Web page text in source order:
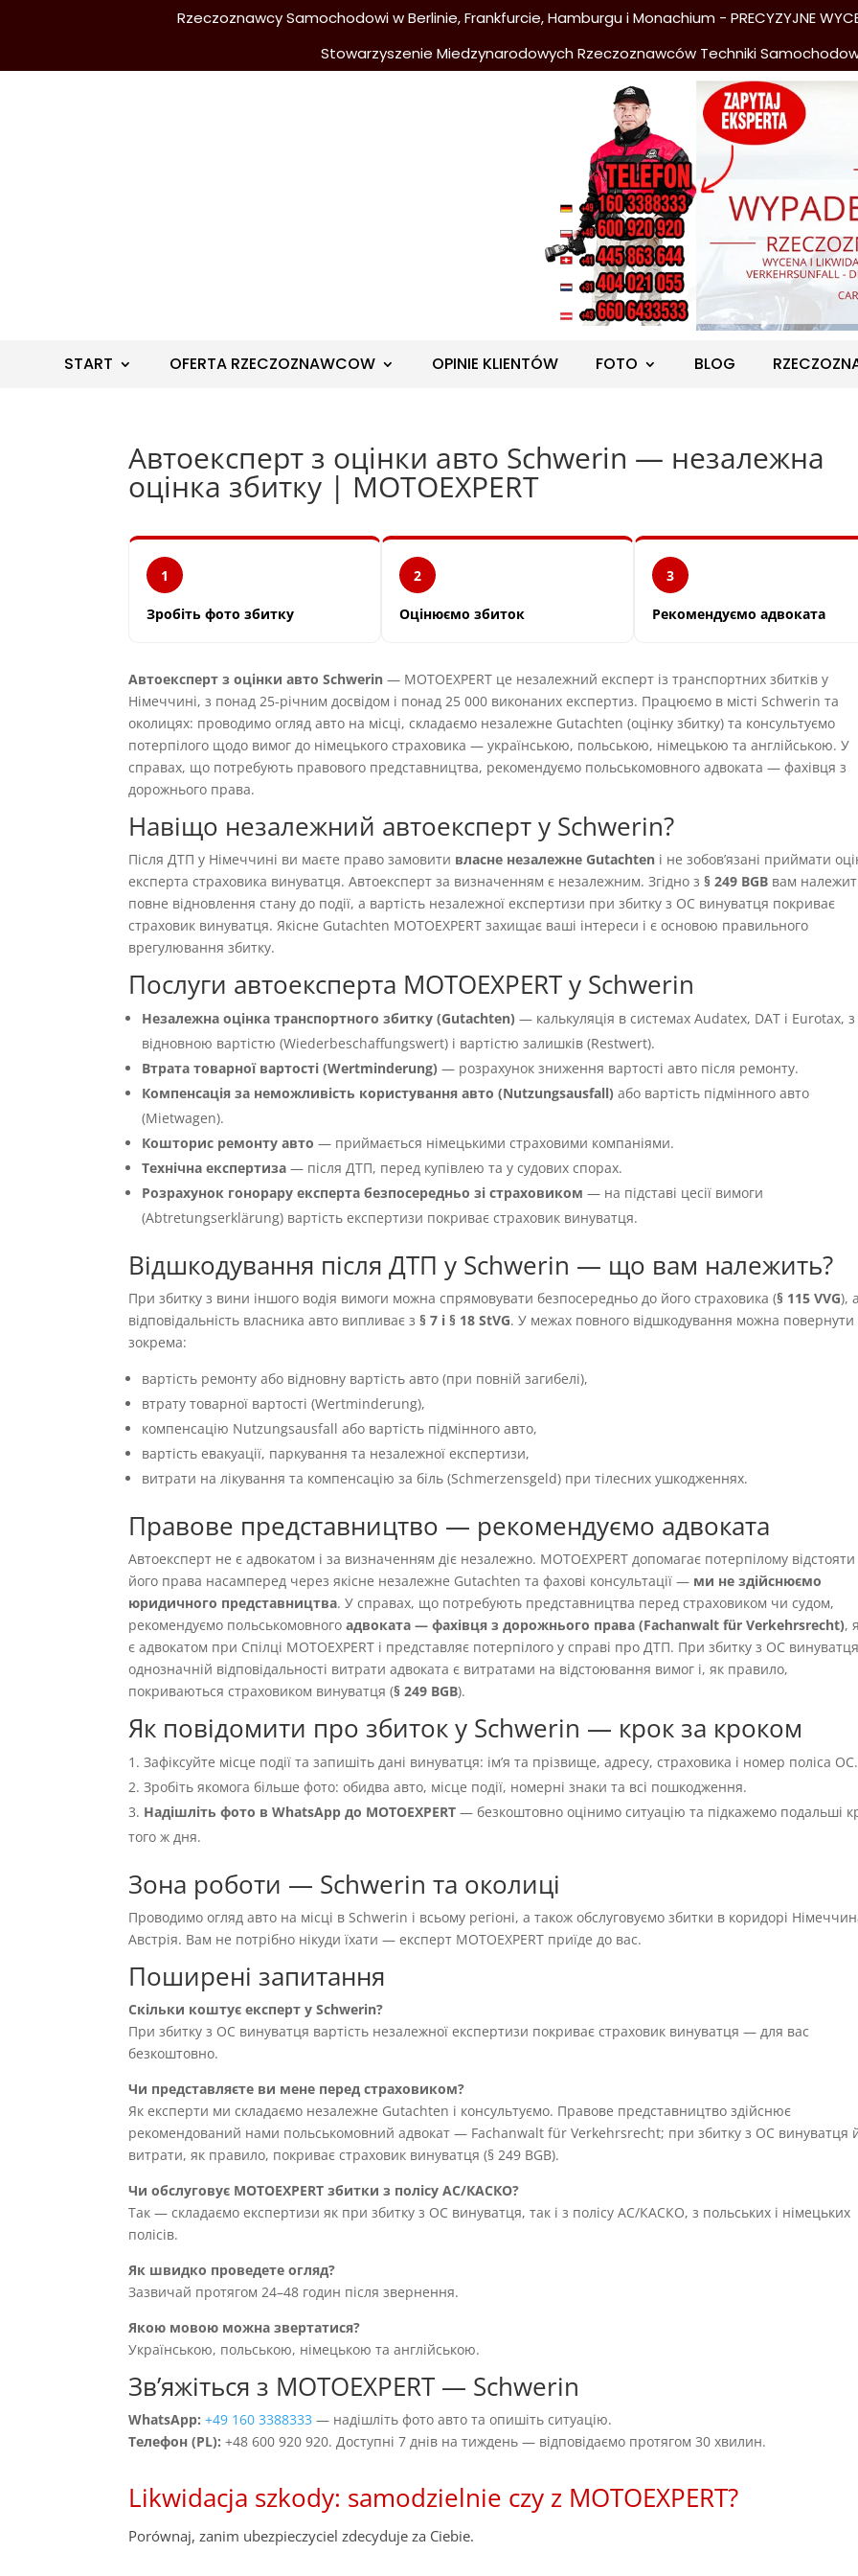
Rzeczoznawcy Samochodowi w Berlinie, Frankfurcie, Hamburgu i Monachium - PRECYZYJNE
Stowarzyszenie Miedzynarodowych Rzeczoznawców Techniki
START OFERTA RZECZOZNAWCOW OPINIE KLIENTÓW FOTO BLOG
Автоексперт з оцінки авто Schwerin — незалежна
оцінка збитку | MOTOEXPERT
1
Зробіть фото збитку
2
Оцінюємо збиток
3
Рекомендуємо адвоката
Автоексперт з оцінки авто Schwerin — MOTOEXPERT це незалежний експерт із транспортних збитків у
Німеччині, з понад 25-річним досвідом і понад 25 000 виконаних експертиз. Працюємо в місті Schwerin та
околицях: проводимо огляд авто на місці, складаємо незалежне Gutachten (оцінку збитку) та консультуємо
потерпілого щодо вимог до німецького страховика — українською, польською, німецькою та англійською. У
справах, що потребують правового представництва, рекомендуємо польськомовного адвоката — фахівця з
дорожнього права.
Навіщо незалежний автоексперт у Schwerin?
Після ДТП у Німеччині ви маєте право замовити власне незалежне Gutachten і не зобовʼязані приймати
експерта страховика винуватця. Автоексперт за визначенням є незалежним. Згідно з§ 249 BGB вам
повне відновлення стану до події, а вартість незалежної експертизи при збитку з OC винуватця покриває
страховик винуватця. Якісне Gutachten MOTOEXPERT захищає ваші інтереси і є основою правильного
врегулювання збитку.
Послуги автоексперта MOTOEXPERT у Schwerin
Незалежна оцінка транспортного збитку (Gutachten) — калькуляція в системах Audatex, DAT і Eurotax, з
відновною вартістю (Wiederbeschaffungswert) і вартістю залишків (Restwert).
Втрата товарної вартості (Wertminderung) — розрахунок зниження вартості авто після ремонту.
Компенсація за неможливість користування авто (Nutzungsausfall) або вартість підмінного авто
(Mietwagen).
Кошторис ремонту авто — приймається німецькими страховими компаніями.
Технічна експертиза — після ДТП, перед купівлею та у судових спорах.
Розрахунок гонорару експерта безпосередньо зі страховиком — на підставі цесії вимоги
(Abtretungserklärung) вартість експертизи покриває страховик винуватця.
Відшкодування після ДТП у Schwerin — що вам належить?
При збитку з вини іншого водія вимоги можна спрямовувати безпосередньо до його страховика (§ 115 VVG), а
відповідальність власника авто випливає з§ 7 і § 18 StVG. У межах повного відшкодування можна повернути
зокрема:
вартість ремонту або відновну вартість авто (при повній загибелі),
втрату товарної вартості (Wertminderung),
компенсацію Nutzungsausfall або вартість підмінного авто,
вартість евакуації, паркування та незалежної експертизи,
витрати на лікування та компенсацію за біль (Schmerzensgeld) при тілесних ушкодженнях.
Правове представництво — рекомендуємо адвоката
Автоексперт не є адвокатом і за визначенням діє незалежно. MOTOEXPERT допомагає потерпілому відстояти
його права насамперед через якісне незалежне Gutachten та фахові консультації — ми не здійснюємо
юридичного представництва. У справах, що потребують представництва перед страховиком чи судом,
рекомендуємо польськомовногоадвоката — фахівця з дорожнього права (Fachanwalt für Verkehrsrecht),
є адвокатом при Спілці MOTOEXPERT і представляє потерпілого у справі про ДТП. При збитку з OC
однозначній відповідальності витрати адвоката є витратами на відстоювання вимог і, як правило,
покриваються страховиком винуватця (§ 249 BGB).
Як повідомити про збиток у Schwerin — крок за кроком
Зафіксуйте місце події та запишіть дані винуватця: імʼя та прізвище, адресу, страховика і номер поліса OC.
Зробіть якомога більше фото: обидва авто, місце події, номерні знаки та всі пошкодження.
Надішліть фото в WhatsApp до MOTOEXPERT — безкоштовно оцінимо ситуацію та підкажемо подальші
того ж дня.
Зона роботи — Schwerin та околиці
Проводимо огляд авто на місці в Schwerin і всьому регіоні, а також обслуговуємо збитки в коридорі
Австрія. Вам не потрібно нікуди їхати — експерт MOTOEXPERT приїде до вас.
Поширені запитання
Скільки коштує експерт у Schwerin?
При збитку з OC винуватця вартість незалежної експертизи покриває страховик винуватця — для вас
безкоштовно.
Чи представляєте ви мене перед страховиком?
Як експерти ми складаємо незалежне Gutachten і консультуємо. Правове представництво здійснює
рекомендований нами польськомовний адвокат — Fachanwalt für Verkehrsrecht; при збитку з OC винуватця
витрати, як правило, покриває страховик винуватця (§ 249 BGB).
Чи обслуговує MOTOEXPERT збитки з полісу AC/КАСКО?
Так — складаємо експертизи як при збитку з OC винуватця, так і з полісу AC/КАСКО, з польських і німецьких
полісів.
Як швидко проведете огляд?
Зазвичай протягом 24–48 годин після звернення.
Якою мовою можна звертатися?
Українською, польською, німецькою та англійською.
Звʼяжіться з MOTOEXPERT — Schwerin
WhatsApp: +49 160 3388333 — надішліть фото авто та опишіть ситуацію.
Телефон (PL): +48 600 920 920. Доступні 7 днів на тиждень — відповідаємо протягом 30 хвилин.
Likwidacja szkody: samodzielnie czy z MOTOEXPERT?
Porównaj, zanim ubezpieczyciel zdecyduje za Ciebie.